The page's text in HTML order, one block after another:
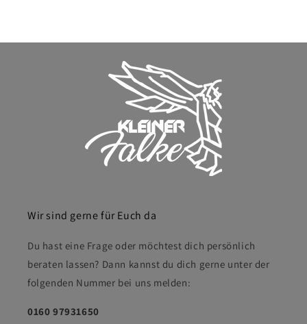
Wir sind gerne für Euch da
Du hast eine Frage oder möchtest dich persönlich
beraten lassen? Dann kannst du dich gerne unter der
folgenden Nummer bei uns melden:
0160 97931650